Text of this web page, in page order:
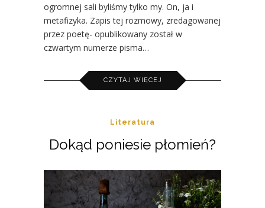
ogromnej sali byliśmy tylko my. On, ja i
metafizyka. Zapis tej rozmowy, zredagowanej
przez poetę- opublikowany został w
czwartym numerze pisma…
CZYTAJ WIĘCEJ
Literatura
Dokąd poniesie płomień?